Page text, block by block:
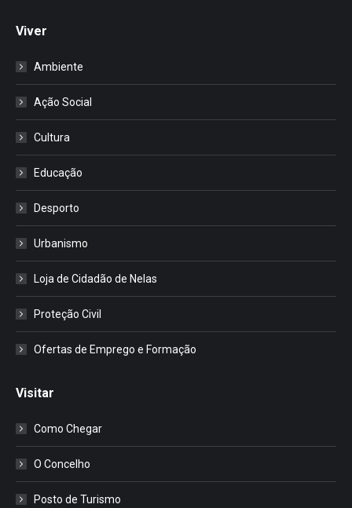
Viver
Ambiente
Ação Social
Cultura
Educação
Desporto
Urbanismo
Loja de Cidadão de Nelas
Proteção Civil
Ofertas de Emprego e Formação
Visitar
Como Chegar
O Concelho
Posto de Turismo